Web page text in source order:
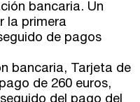
bancaria. Un
la primera
de pagos
bancaria, Tarjeta de
de 260 euros,